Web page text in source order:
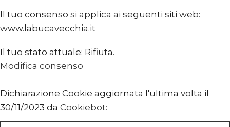
Il tuo consenso si applica ai seguenti siti web:
www.labucavecchia.it
Il tuo stato attuale: Rifiuta.
Modifica consenso
Dichiarazione Cookie aggiornata l'ultima volta il
30/11/2023 da Cookiebot: